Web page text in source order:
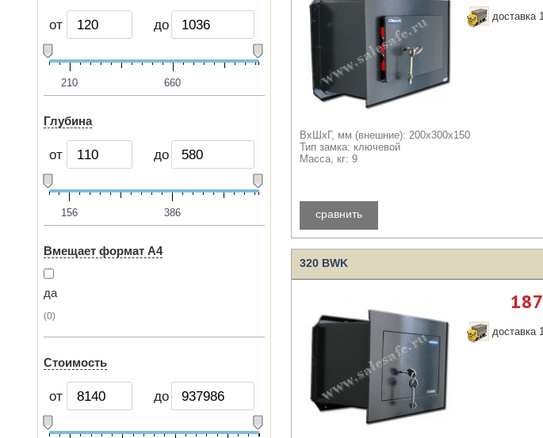
доставка
ВхШхГ, мм (внешние): 200x300x150
Тип замка: ключевой
Масса, кг: 9
сравнить
320 BWK
доставка
от до
210 660
Глубина
от до
156 386
Вмещает формат A4
да
0
Стоимость
от до